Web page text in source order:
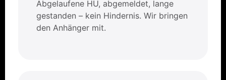
Abgelaufene HU, abgemeldet, lange
gestanden – kein Hindernis. Wir bringen
den Anhänger mit.